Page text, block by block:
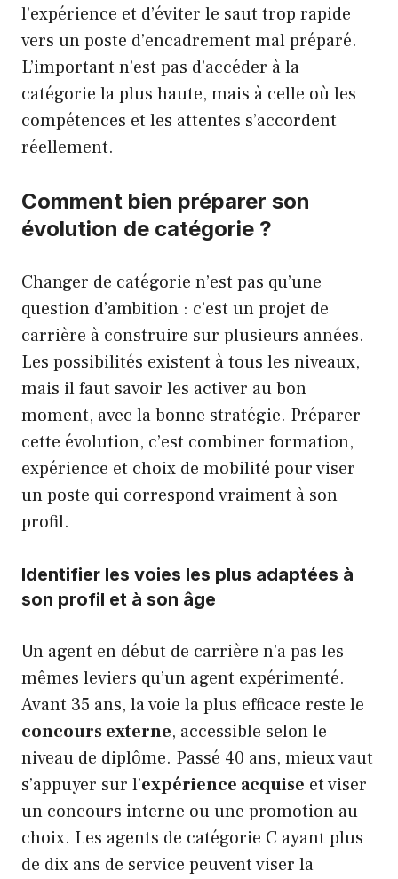
l’expérience et d’éviter le saut trop rapide
vers un poste d’encadrement mal préparé.
L’important n’est pas d’accéder à la
catégorie la plus haute, mais à celle où les
compétences et les attentes s’accordent
réellement.
Comment bien préparer son
évolution de catégorie ?
Changer de catégorie n’est pas qu’une
question d’ambition : c’est un projet de
carrière à construire sur plusieurs années.
Les possibilités existent à tous les niveaux,
mais il faut savoir les activer au bon
moment, avec la bonne stratégie. Préparer
cette évolution, c’est combiner formation,
expérience et choix de mobilité pour viser
un poste qui correspond vraiment à son
profil.
Identifier les voies les plus adaptées à
son profil et à son âge
Un agent en début de carrière n’a pas les
mêmes leviers qu’un agent expérimenté.
Avant 35 ans, la voie la plus efficace reste le
concours externe, accessible selon le
niveau de diplôme. Passé 40 ans, mieux vaut
s’appuyer sur l’expérience acquise et viser
un concours interne ou une promotion au
choix. Les agents de catégorie C ayant plus
de dix ans de service peuvent viser la